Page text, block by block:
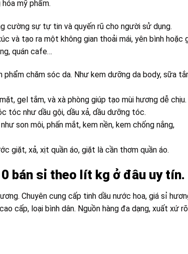
mỹ phẩm.
cường sự tự tin và quyến rũ cho người sử dụng.
và tạo ra một không gian thoải mái, yên bình hoặc
quán cafe…
chăm sóc da. Như kem dưỡng da body, sữa
gel tắm, và xà phòng giúp tạo mùi hương dễ chịu.
tóc như dầu gội, dầu xả, dầu dưỡng tóc.
son môi, phấn mắt, kem nền, kem chống nắng,
giặt, xả, xịt quần áo, giặt là cần thơm quần áo.
bán sỉ theo lít kg ở đâu uy tín.
Chuyên cung cấp tinh dầu nước hoa, giá sỉ
cấp, loại bình dân. Nguồn hàng đa dạng, xuất xứ rõ